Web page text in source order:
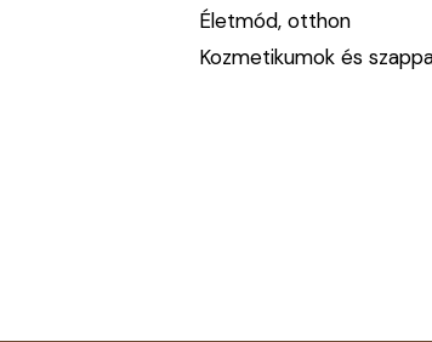
Életmód, otthon
Kozmetikumok és